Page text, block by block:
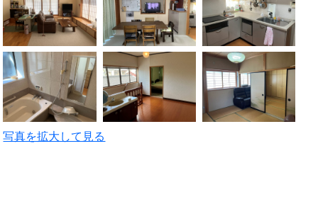
写真を拡大して見る